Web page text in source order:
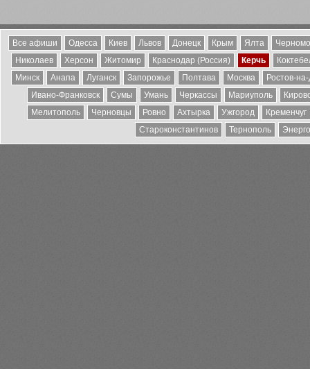
Все афиши Одесса Киев Львов Донецк Крым Ялта
Николаев
Херсон Житомир Краснодар (Россия) Керчь
Минск
Анапа Луганск Запорожье Полтава Москва
Ростов-
Ивано-Франковск
Сумы Умань Черкассы Мариуполь
Мелитополь
Черновцы Ровно Ахтырка Ужгород
Кременчуг
Староконстантинов
Тернополь